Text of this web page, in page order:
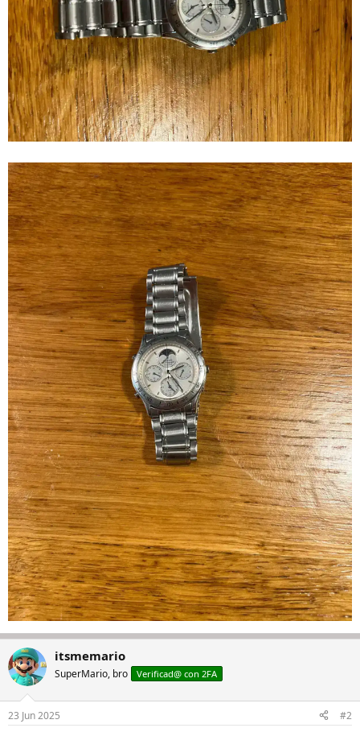
itsmemario
SuperMario, bro Verificad@ con 2FA
23 Jun 2025 #2